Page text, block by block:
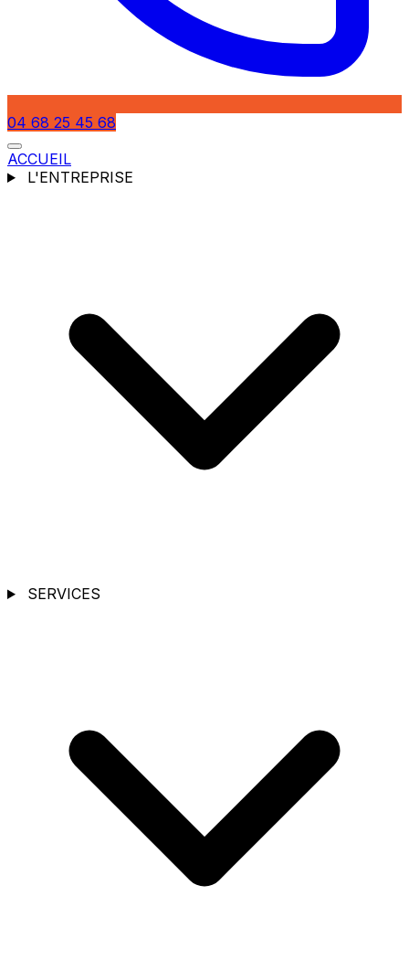
04 68 25 45 68
ACCUEIL
L'ENTREPRISE
SERVICES